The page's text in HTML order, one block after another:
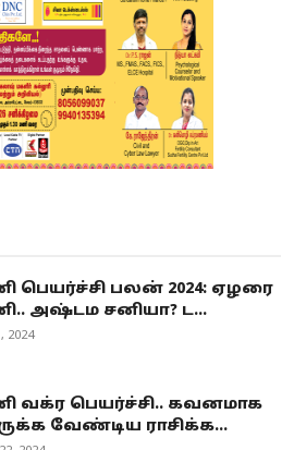
பெயர்ச்சி பலன் 2024: ஏழரை
அஷ்டம சனியா? ட...
2024
வக்ர பெயர்ச்சி.. கவனமாக
வேண்டிய ராசிக்க...